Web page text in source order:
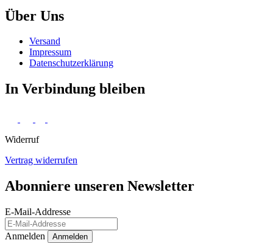
Über Uns
Versand
Impressum
Daten­schutz­erklärung
In Verbindung bleiben
Widerruf
Vertrag widerrufen
Abonniere unseren Newsletter
E-Mail-Addresse
Anmelden Anmelden